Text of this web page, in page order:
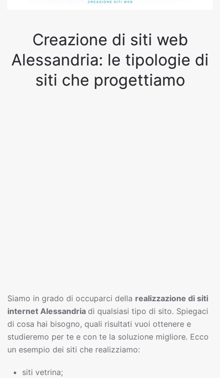
Creazione di siti web
Alessandria: le tipologie di
siti che progettiamo
Siamo in grado di occuparci della realizzazione di siti
internet Alessandria di qualsiasi tipo di sito. Spiegaci
di cosa hai bisogno, quali risultati vuoi ottenere e
studieremo per te e con te la soluzione migliore. Ecco
un esempio dei siti che realizziamo:
siti vetrina;